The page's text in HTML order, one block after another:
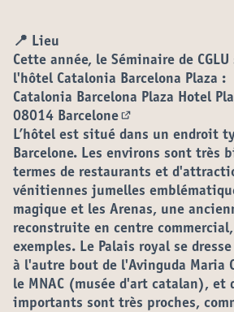
📍 Lieu
Cette année, le Séminaire de
l'hôtel Catalonia Barcelona Plaza :
Catalonia Barcelona Plaza Hotel
08014 Barcelone
(S'ouvre dans un
L’hôtel est situé dans un endroit
Barcelone. Les environs sont très
termes de restaurants et
vénitiennes jumelles
magique et les Arenas, une
reconstruite en centre
exemples. Le Palais royal se
à l'autre bout de l'Avinguda Maria
le MNAC (musée d'art catalan), et
importants sont très proches,